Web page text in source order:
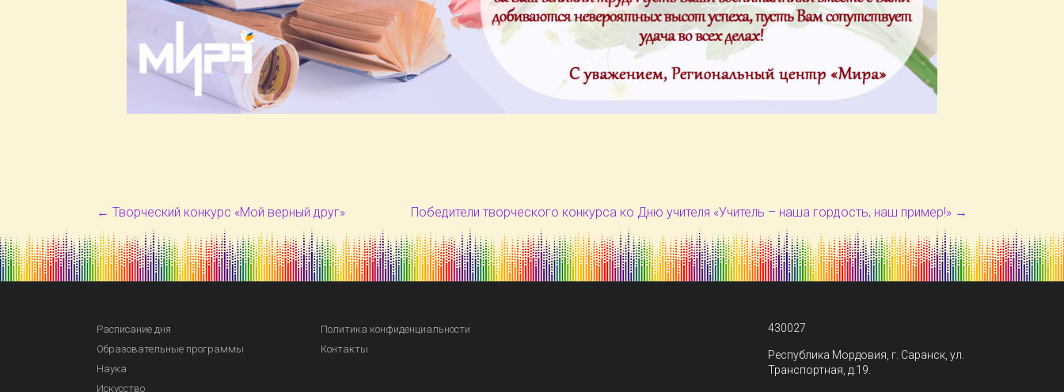
← Творческий конкурс «Мой верный друг» Победители творческого конкурса ко Дню учителя «Учитель – наша гордость, наш пример!» →
Расписание дня
Образовательные программы
Наука
Искусство
Политика конфиденциальности
Контакты
430027
Республика Мордовия, г. Саранск, ул.
Транспортная, д.19.